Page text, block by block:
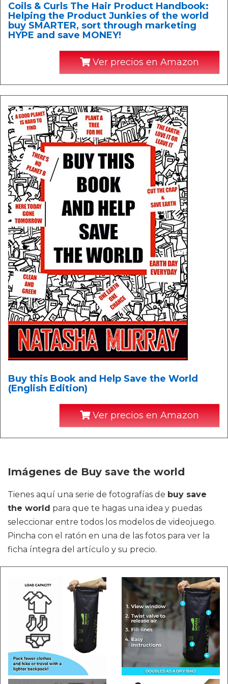
Coils & Curls The Hair Product Handbook:
Helping the Product Junkies of the world
buy SMARTER, sort through marketing
HYPE and save MONEY!
Ver precios en Amazon
Buy this Book and Help Save the World
(English Edition)
Ver precios en Amazon
Imágenes de Buy save the world
Tienes aquí una serie de fotografías de buy save
the world para que te hagas una idea y puedas
seleccionar entre todos los modelos de videojuego.
Pincha con el ratón en una de las fotos para ver la
ficha íntegra del artículo y su precio.